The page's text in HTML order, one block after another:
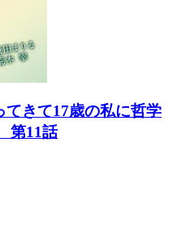
てきて17歳の私に哲学
第11話